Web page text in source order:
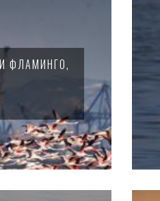
ФЛАМИНГО,